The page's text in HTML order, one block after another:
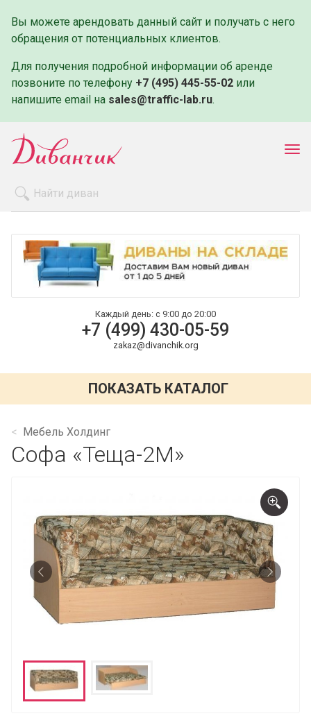
Вы можете арендовать данный сайт и получать с него
обращения от потенциальных клиентов.
Для получения подробной информации об аренде
позвоните по телефону +7 (495) 445-55-02 или
напишите email на sales@traffic-lab.ru.
Оплата и доставка
Контакты
Каждый день: с 9:00 до 20:00
+7 (499) 430-05-59
zakaz@divanchik.org
ПОКАЗАТЬ КАТАЛОГ
Мебель Холдинг
Софа «Теща-2М»